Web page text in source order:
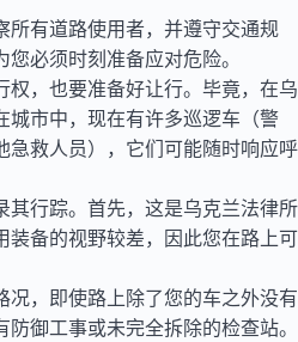
所有道路使用者，并遵守交通规
必须时刻准备应对危险。
权，也要准备好让行。毕竟，在乌
城市中，现在有许多巡逻车（警
急救人员），它们可能随时响应呼
其行踪。首先，这是乌克兰法律所
装备的视野较差，因此您在路上可
况，即使路上除了您的车之外没有
御工事或未完全拆除的检查站。